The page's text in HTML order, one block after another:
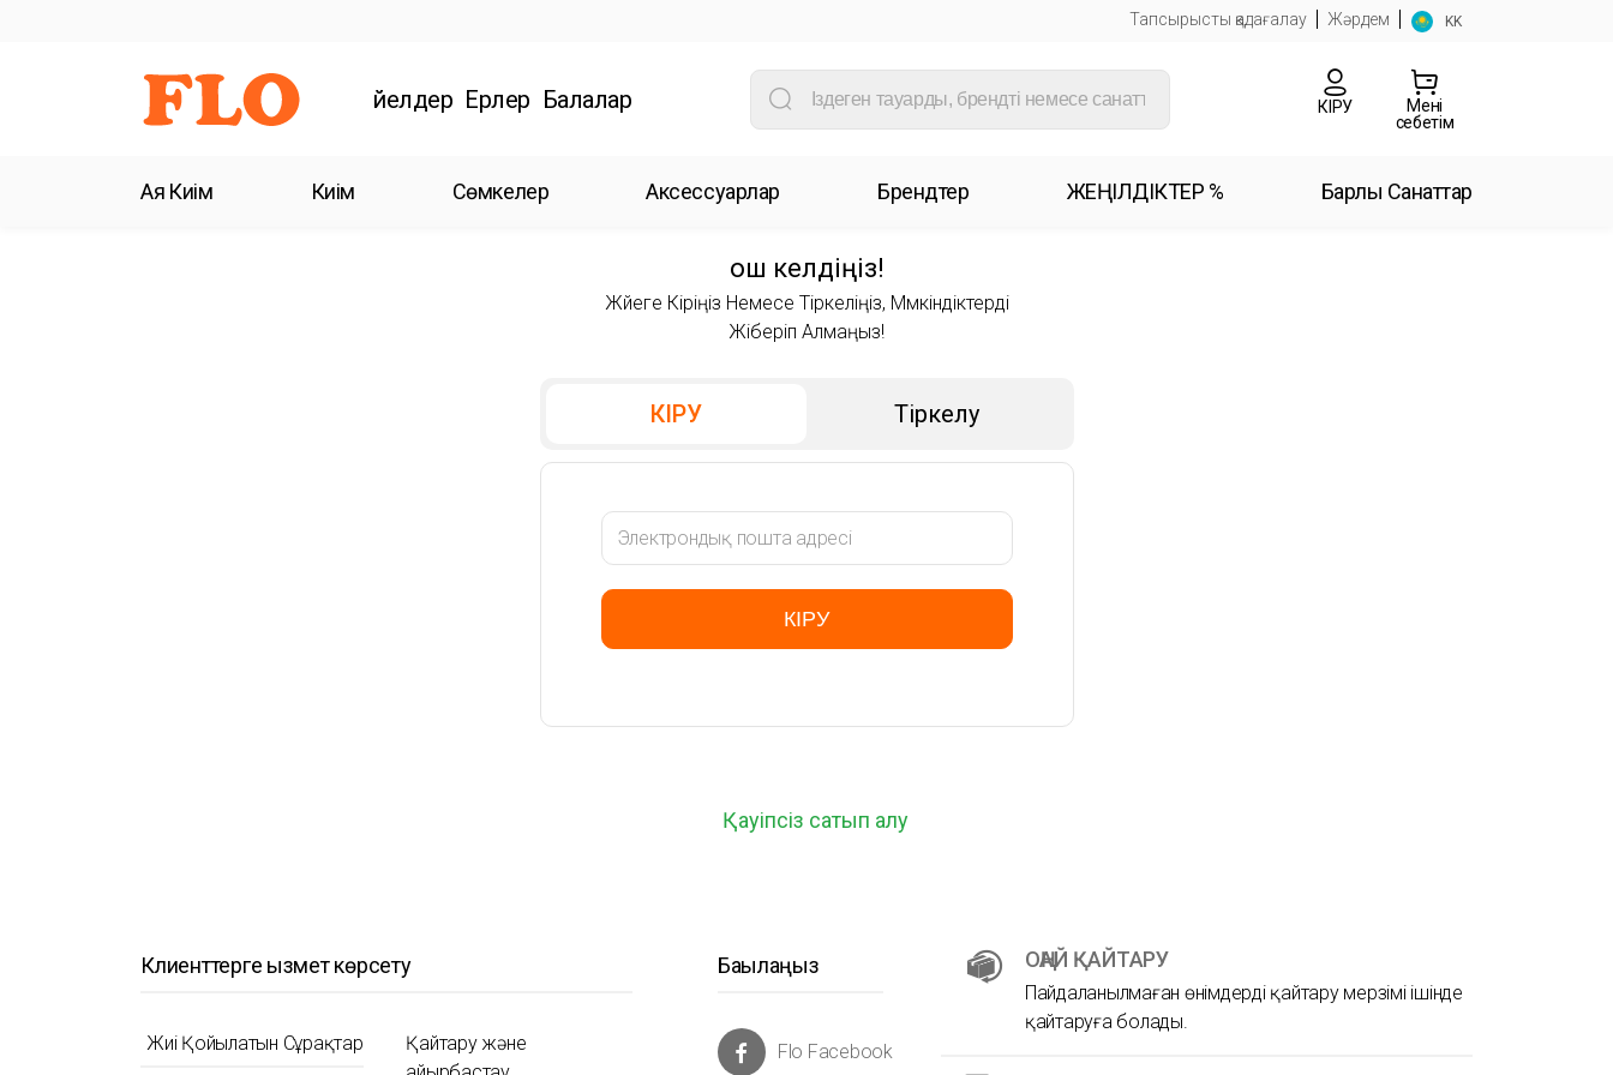
Тапсырысты қадағалау Жәрдем KK
Әйелдер Ерлер Балалар КІРУ
Менің
себетім
Аяқ Киім Киім Сөмкелер Аксессуарлар Брендтер ЖЕҢІЛДІКТЕР % Барлық Санаттар
Қош келдіңіз!
Жүйеге Кіріңіз Немесе Тіркеліңіз, Мүмкіндіктерді
Жіберіп Алмаңыз!
КІРУ Тіркелу
КІРУ
Қауіпсіз сатып алу
Клиенттерге қызмет көрсету
Жиі Қойылатын Сұрақтар
Қайтару және
Бақылаңыз
Flo Facebook
ОҢАЙ ҚАЙТАРУ
Пайдаланылмаған өнімдерді қайтару мерзімі ішінде
қайтаруға болады.